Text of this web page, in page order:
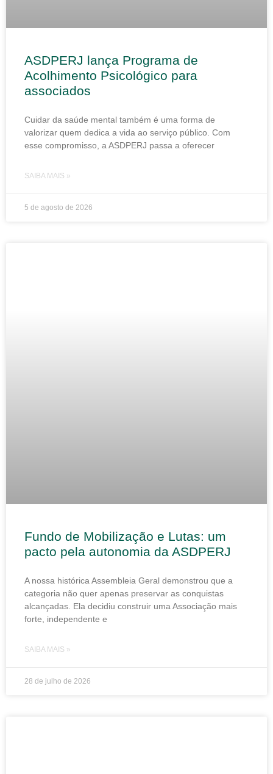
ASDPERJ lança Programa de
Acolhimento Psicológico para
associados
Cuidar da saúde mental também é uma forma de
valorizar quem dedica a vida ao serviço público. Com
esse compromisso, a ASDPERJ passa a oferecer
SAIBA MAIS »
5 de agosto de 2026
Fundo de Mobilização e Lutas: um
pacto pela autonomia da ASDPERJ
A nossa histórica Assembleia Geral demonstrou que a
categoria não quer apenas preservar as conquistas
alcançadas. Ela decidiu construir uma Associação mais
forte, independente e
SAIBA MAIS »
28 de julho de 2026